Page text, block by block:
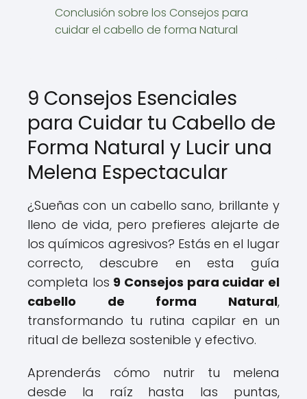
Conclusión sobre los Consejos para
cuidar el cabello de forma Natural
9 Consejos Esenciales
para Cuidar tu Cabello de
Forma Natural y Lucir una
Melena Espectacular
¿Sueñas con un cabello sano, brillante y
lleno de vida, pero prefieres alejarte de
los químicos agresivos? Estás en el lugar
correcto, descubre en esta guía
completa los 9 Consejos para cuidar el
cabello de forma Natural,
transformando tu rutina capilar en un
ritual de belleza sostenible y efectivo.
Aprenderás cómo nutrir tu melena
desde la raíz hasta las puntas,